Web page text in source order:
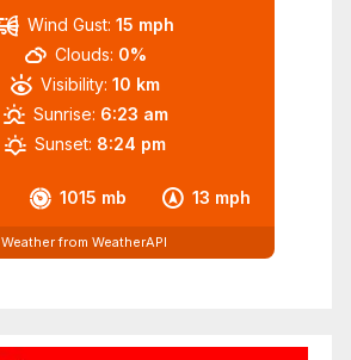
1015 mb 13 mph
Wind Gust: 15 mph
Clouds: 0%
Visibility: 10 km
Sunrise: 6:23 am
Sunset: 8:24 pm
Weather from WeatherAPI